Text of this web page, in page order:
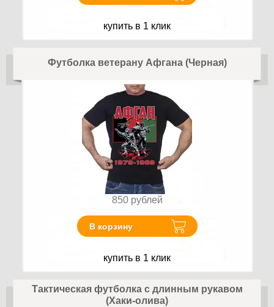
купить в 1 клик
Футболка ветерану Афгана (Черная)
850 рублей
В корзину
купить в 1 клик
Тактическая футболка с длинным рукавом
(Хаки-олива)